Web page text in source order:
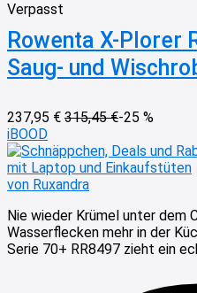
Verpasst
Rowenta X-Plorer
Saug- und
237,95 € 315,45 €-25 %
iBOOD
von Ruxandra
Nie wieder Krümel unter dem
Wasserflecken mehr in der
Serie 70+ RR8497 zieht ein